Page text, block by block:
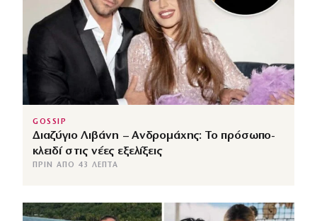
GOSSIP
Διαζύγιο Λιβάνη – Ανδρομάχης: Το πρόσωπο-
κλειδί στις νέες εξελίξεις
ΠΡΙΝ ΑΠΌ 43 ΛΕΠΤΆ